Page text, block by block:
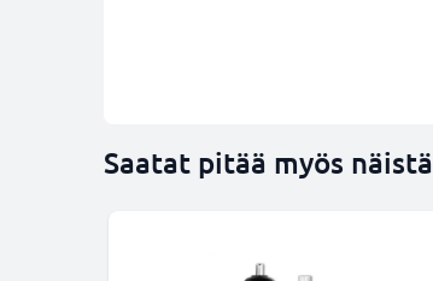
Saatat pitää myös näistä